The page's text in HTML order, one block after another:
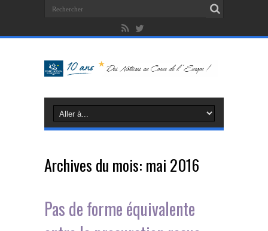
Archives du mois: mai 2016
Pas de forme équivalente